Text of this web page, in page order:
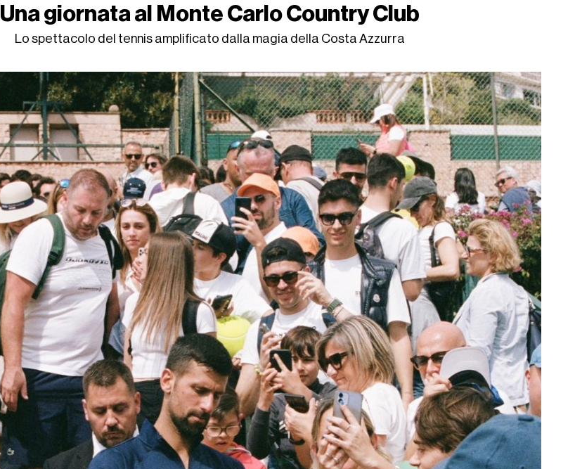
Una giornata al Monte Carlo Country Club
Lo spettacolo del tennis amplificato dalla magia della Costa Azzurra